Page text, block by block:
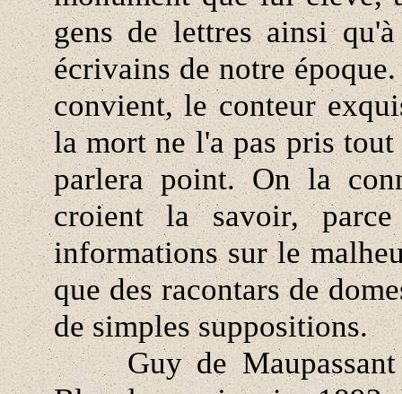
gens de lettres ainsi
écrivains de notre
convient, le conteur
la mort ne l'a pas pris
parlera point. On la
croient la savoir,
informations sur le
que des racontars de
de simples suppositions.
Guy de Maupassant